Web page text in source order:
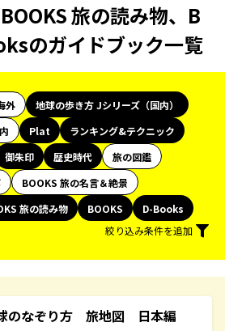
旅の読み物、B
のガイドブック一覧
外
地球の歩き方 Jシリーズ（国内）
Plat
ランキング&テクニック
御朱印 歴史時代
旅の図鑑
BOOKS 旅の名言＆絶景
旅の読み物 BOOKS
D-Books
絞り込み条件を追加
のなぞり方 旅地図 日本編